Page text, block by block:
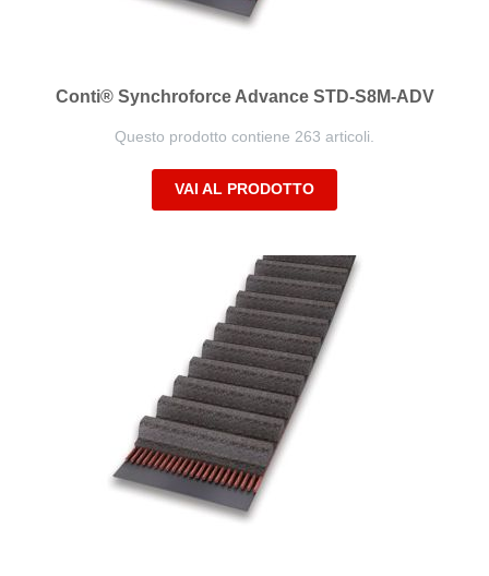
Conti® Synchroforce Advance STD-S8M-ADV
Questo prodotto contiene 263 articoli.
VAI AL PRODOTTO